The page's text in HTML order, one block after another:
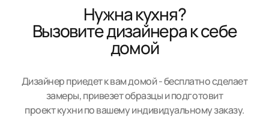
Нужна кухня?
Вызовите дизайнера к себе
домой
Дизайнер приедет к вам домой - бесплатно сделает
замеры, привезет образцы и подготовит
проект кухни по вашему индивидуальному заказу.